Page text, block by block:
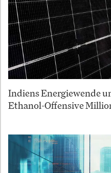
Indiens Energiewende
Ethanol-Offensive